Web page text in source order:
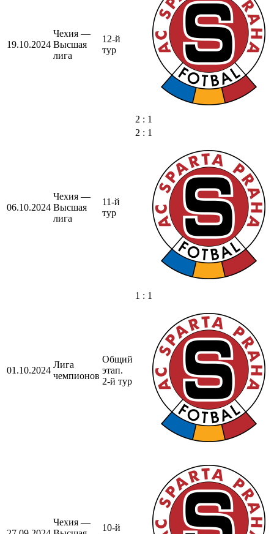
19.10.2024
Чехия —
Высшая
лига
12-й
тур
2 : 1
06.10.2024
Чехия —
Высшая
лига
11-й
тур
2 : 1
01.10.2024
Лига
чемпионов
Общий
этап.
2-й тур
1 : 1
Чехия —
10-й